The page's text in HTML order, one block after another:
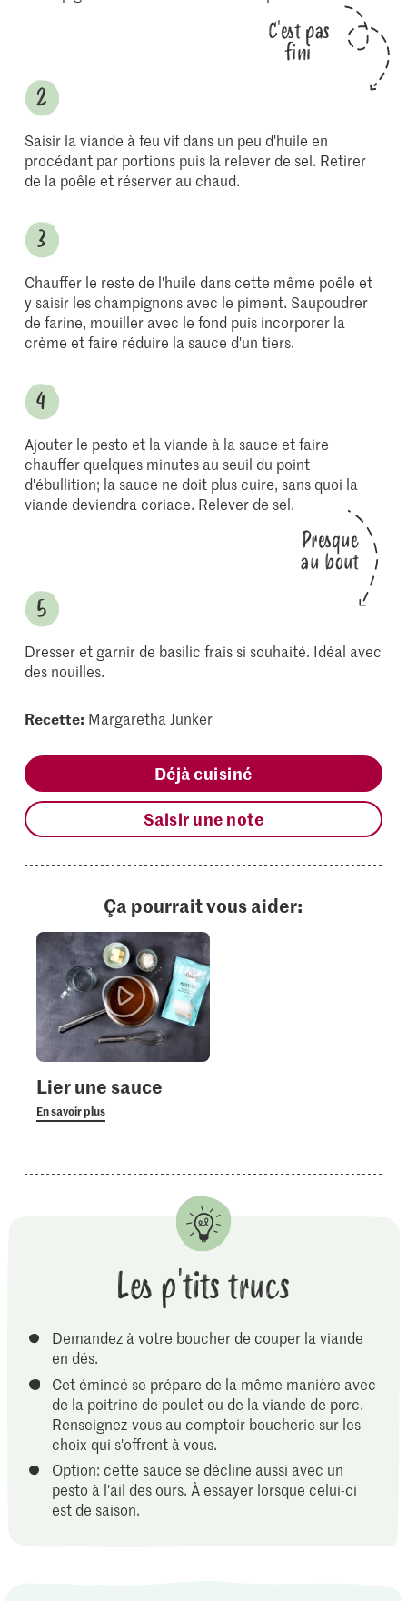
C'est pas
fini
Saisir la viande à feu vif dans un peu d'huile en
procédant par portions puis la relever de sel. Retirer
de la poêle et réserver au chaud.
Chauffer le reste de l'huile dans cette même poêle et
y saisir les champignons avec le piment. Saupoudrer
de farine, mouiller avec le fond puis incorporer la
crème et faire réduire la sauce d'un tiers.
Ajouter le pesto et la viande à la sauce et faire
chauffer quelques minutes au seuil du point
d'ébullition; la sauce ne doit plus cuire, sans quoi la
viande deviendra coriace. Relever de sel.
Presque
au bout
Dresser et garnir de basilic frais si souhaité. Idéal avec
des nouilles.
Recette: Margaretha Junker
Déjà cuisiné
Saisir une note
Ça pourrait vous aider:
Lier une sauce
En savoir plus
Les p'tits trucs
Demandez à votre boucher de couper la viande
en dés.
Cet émincé se prépare de la même manière avec
de la poitrine de poulet ou de la viande de porc.
Renseignez-vous au comptoir boucherie sur les
choix qui s'offrent à vous.
Option: cette sauce se décline aussi avec un
pesto à l'ail des ours. À essayer lorsque celui-ci
est de saison.